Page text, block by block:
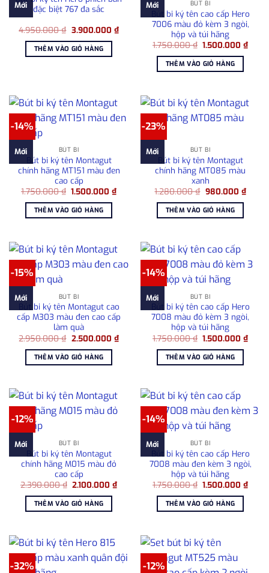
Mới đặc biệt 767 đa sắc
4.950.000₫ Giá
là:
4.950.000 ₫.
3.900.000 ₫Giá
hiện
3.900.000 ₫.
THÊM VÀO GIỎ HÀNG
Mới BÚT BI
Bút bi ký tên cao cấp Hero
7006 màu đỏ kèm 3 ngòi,
hộp và túi hãng
1.750.000₫ Giá
là:
1.750.000 ₫.
1.500.000₫Giá
hiện
THÊM VÀO GIỎ HÀNG
-14%
Mới BÚT BI
Bút bi ký tên Montagut
chính hãng MT151 màu đen
cao cấp
1.750.000₫ Giá
là:
1.750.000 ₫.
1.500.000₫Giá
THÊM VÀO GIỎ HÀNG
-23%
Mới BÚT BI
Bút bi ký tên Montagut
chính hãng MT085 màu
xanh
1.280.000₫ Giá
là:
1.280.000 ₫.
980.000 ₫Giá
THÊM VÀO GIỎ HÀNG
-15%
Mới BÚT BI
Bút bi ký tên Montagut cao
cấp M303 màu đen cao cấp
làm quà
2.950.000₫ Giá
là:
2.950.000 ₫.
2.500.000 ₫Giá
hiện
2.500.000 ₫.
THÊM VÀO GIỎ HÀNG
-14%
Mới BÚT BI
Bút bi ký tên cao cấp Hero
7008 màu đỏ kèm 3 ngòi,
hộp và túi hãng
1.750.000₫ Giá
là:
1.750.000 ₫.
1.500.000₫Giá
hiện
THÊM VÀO GIỎ HÀNG
-12%
Mới BÚT BI
Bút bi ký tên Montagut
chính hãng M015 màu đỏ
cao cấp
2.390.000₫ Giá
là:
2.390.000 ₫.
2.100.000₫Giá
hiện
2.100.000 ₫.
THÊM VÀO GIỎ HÀNG
-14%
Mới BÚT BI
Bút bi ký tên cao cấp Hero
7008 màu đen kèm 3 ngòi,
hộp và túi hãng
1.750.000₫ Giá
là:
1.750.000 ₫.
1.500.000₫Giá
hiện
THÊM VÀO GIỎ HÀNG
-32% -12%